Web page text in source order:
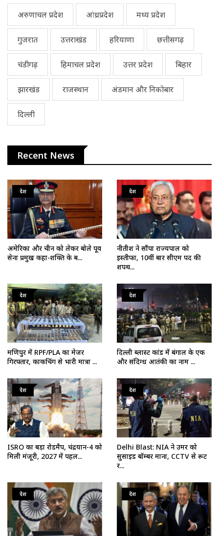
अरुणाचल प्रदेश आंध्रप्रदेश मध्य प्रदेश
गुजरात उत्तराखंड हरियाणा छत्तीसगढ़
चंडीगढ़ हिमाचल प्रदेश उत्तर प्रदेश बिहार
झारखंड राजस्थान अंडमान और निकोबार
दिल्ली
Recent News
देश
अमेरिका और चीन को लेकर बोले पूर्व
सेना प्रमुख कहा-शक्ति के ब...
देश
नीतीश ने सौंपा राज्यपाल को
इस्तीफा, 10वीं बार सीएम पद की
शपथ...
देश
मणिपुर में RPF/PLA का मेजर
गिरफ्तार, काकचिंग से भारी मात्रा ...
देश
दिल्ली ब्लास्ट कांड में बंगाल के एक
और संदिग्ध आतंकी का नाम ...
देश
ISRO का बड़ा रोडमैप, चंद्रयान-4 को
मिली मंजूरी, 2027 में पहल...
देश
Delhi Blast: NIA ने उमर को
सुसाइड बॉम्बर माना, CCTV से रूट
र...
देश देश